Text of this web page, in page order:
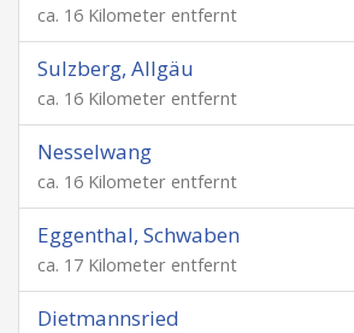
ca. 16 Kilometer entfernt
Sulzberg, Allgäu
ca. 16 Kilometer entfernt
Nesselwang
ca. 16 Kilometer entfernt
Eggenthal, Schwaben
ca. 17 Kilometer entfernt
Dietmannsried